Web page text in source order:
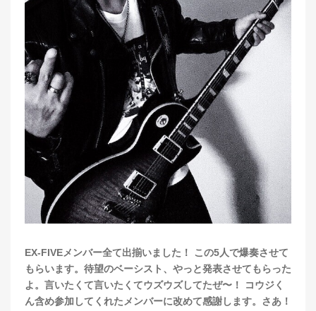
EX-FIVEメンバー全て出揃いました！ この5人で爆奏させて
もらいます。待望のベーシスト、やっと発表させてもらった
よ。言いたくて言いたくてウズウズしてたぜ〜！ コウジく
ん含め参加してくれたメンバーに改めて感謝します。さあ！